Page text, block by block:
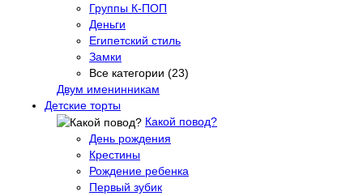
Группы К-ПОП
Деньги
Египетский стиль
Замки
Все категории (23)
Двум именинникам
Детские торты
Какой повод?
День рождения
Крестины
Рождение ребенка
Первый зубик